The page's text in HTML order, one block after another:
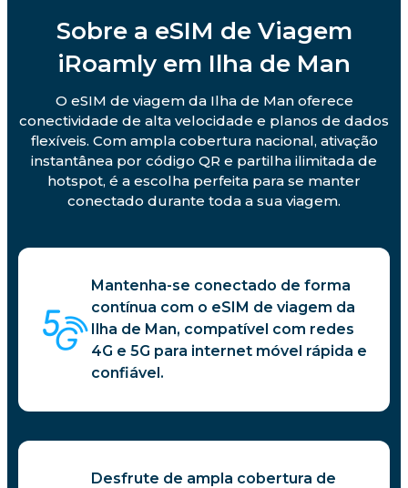
Sobre a eSIM de Viagem
iRoamly em Ilha de Man
O eSIM de viagem da Ilha de Man oferece
conectividade de alta velocidade e planos de dados
flexíveis. Com ampla cobertura nacional, ativação
instantânea por código QR e partilha ilimitada de
hotspot, é a escolha perfeita para se manter
conectado durante toda a sua viagem.
Mantenha-se conectado de forma
contínua com o eSIM de viagem da
Ilha de Man, compatível com redes
4G e 5G para internet móvel rápida e
confiável.
Desfrute de ampla cobertura de